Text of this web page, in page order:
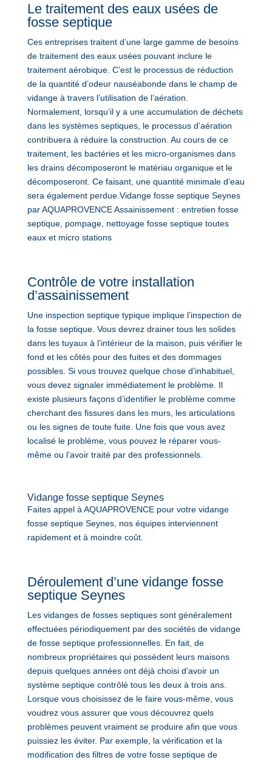
Le traitement des eaux usées de
fosse septique
Ces entreprises traitent d’une large gamme de besoins
de traitement des eaux usées pouvant inclure le
traitement aérobique. C’est le processus de réduction
de la quantité d’odeur nauséabonde dans le champ de
vidange à travers l’utilisation de l’aération.
Normalement, lorsqu’il y a une accumulation de déchets
dans les systèmes septiques, le processus d’aération
contribuera à réduire la construction. Au cours de ce
traitement, les bactéries et les micro-organismes dans
les drains décomposeront le matériau organique et le
décomposeront. Ce faisant, une quantité minimale d’eau
sera également perdue.Vidange fosse septique Seynes
par AQUAPROVENCE Assainissement : entretien fosse
septique, pompage, nettoyage fosse septique toutes
eaux et micro stations
Contrôle de votre installation
d’assainissement
Une inspection septique typique implique l’inspection de
la fosse septique. Vous devrez drainer tous les solides
dans les tuyaux à l’intérieur de la maison, puis vérifier le
fond et les côtés pour des fuites et des dommages
possibles. Si vous trouvez quelque chose d’inhabituel,
vous devez signaler immédiatement le problème. Il
existe plusieurs façons d’identifier le problème comme
cherchant des fissures dans les murs, les articulations
ou les signes de toute fuite. Une fois que vous avez
localisé le problème, vous pouvez le réparer vous-
même ou l’avoir traité par des professionnels.
Vidange fosse septique Seynes
Faites appel à AQUAPROVENCE pour votre vidange
fosse septique Seynes, nos équipes interviennent
rapidement et à moindre coût.
Déroulement d’une vidange fosse
septique Seynes
Les vidanges de fosses septiques sont généralement
effectuées périodiquement par des sociétés de vidange
de fosse septique professionnelles. En fait, de
nombreux propriétaires qui possèdent leurs maisons
depuis quelques années ont déjà choisi d’avoir un
système septique contrôlé tous les deux à trois ans.
Lorsque vous choisissez de le faire vous-même, vous
voudrez vous assurer que vous découvrez quels
problèmes peuvent vraiment se produire afin que vous
puissiez les éviter. Par exemple, la vérification et la
modification des filtres de votre fosse septique de